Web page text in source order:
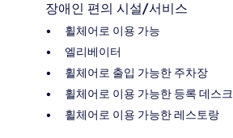
장애인 편의 시설/서비스
휠체어로 이용 가능
엘리베이터
휠체어로 출입 가능한 주차장
휠체어로 이용 가능한 등록 데스크
휠체어로 이용 가능한 레스토랑